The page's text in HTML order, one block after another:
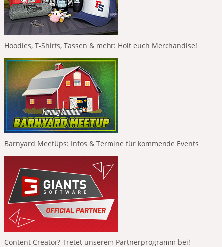
Hoodies, T-Shirts, Tassen & mehr: Holt euch Merchandise!
Barnyard MeetUps: Infos & Termine für kommende Events
Content Creator? Tretet unserem Partnerprogramm bei!